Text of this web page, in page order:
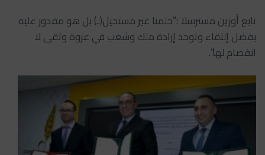
تابع أوزين مسترسلا :”حلمنا غير مستحيل(..) بل هو مقدور عليه
بفضل إلتقاء وتوحد إرادة ملك وشعب في عروة وثقى لا
انفصام لها”.